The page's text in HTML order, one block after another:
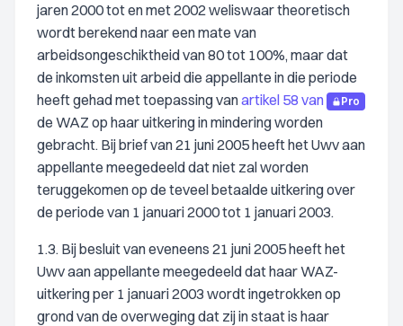
jaren 2000 tot en met 2002 weliswaar theoretisch
wordt berekend naar een mate van
arbeidsongeschiktheid van 80 tot 100%, maar dat
de inkomsten uit arbeid die appellante in die periode
heeft gehad met toepassing vanartikel 58 van Pro
de WAZ op haar uitkering in mindering worden
gebracht. Bij brief van 21 juni 2005 heeft het Uwv aan
appellante meegedeeld dat niet zal worden
teruggekomen op de teveel betaalde uitkering over
de periode van 1 januari 2000 tot 1 januari 2003.
1.3. Bij besluit van eveneens 21 juni 2005 heeft het
Uwv aan appellante meegedeeld dat haar WAZ-
uitkering per 1 januari 2003 wordt ingetrokken op
grond van de overweging dat zij in staat is haar